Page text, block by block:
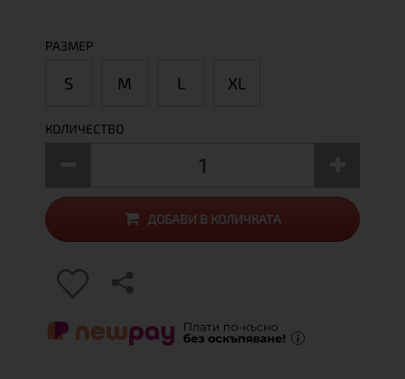
РАЗМЕР
S М L XL
КОЛИЧЕСТВО
ДОБАВИ В КОЛИЧКАТА